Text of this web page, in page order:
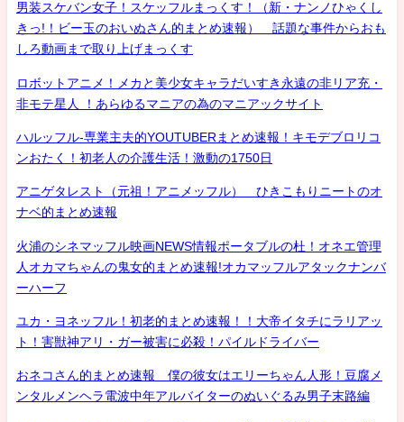
男装スケバン女子！スケッフルまっくす！（新・ナンノひゃくし
きっ!！ビー玉のおいぬさん的まとめ速報） 話題な事件からおも
しろ動画まで取り上げまっくす
ロボットアニメ！メカと美少女キャラだいすき永遠の非リア充・
非モテ星人 ！あらゆるマニアの為のマニアックサイト
ハルッフル-専業主夫的YOUTUBERまとめ速報！キモデブロリコ
ンおたく！初老人の介護生活！激動の1750日
アニゲタレスト（元祖！アニメッフル） ひきこもりニートのオ
ナベ的まとめ速報
火浦のシネマッフル映画NEWS情報ポータブルの杜！オネエ管理
人オカマちゃんの鬼女的まとめ速報!オカマッフルアタックナンバ
ーハーフ
ユカ・ヨネッフル！初老的まとめ速報！！大帝イタチにラリアッ
ト！害獣神アリ・ガー被害に必殺！パイルドライバー
おネコさん的まとめ速報 僕の彼女はエリーちゃん人形！豆腐メ
ンタルメンヘラ電波中年アルバイターのぬいぐるみ男子末路編